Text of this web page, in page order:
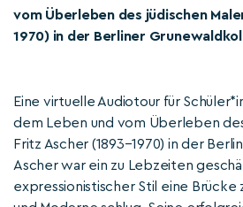
vom Überleben des jüdischen
1970) in der Berliner
Eine virtuelle Audiotour für
dem Leben und vom Überleben
Fritz Ascher (1893–1970) in der
Ascher war ein zu Lebzeiten
expressionistischer Stil eine Brücke